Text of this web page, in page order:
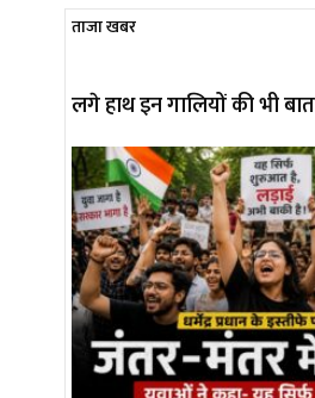
ताजा खबर
लगे हाथ इन गालियों की भी